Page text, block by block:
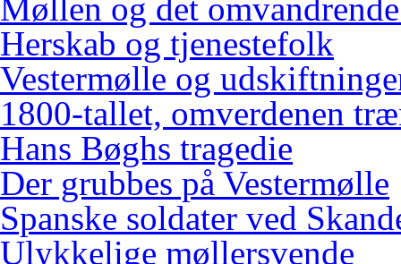
Møllen og det
Herskab og tjenestefolk
Vestermølle og
1800-tallet, omverdenen
Hans Bøghs tragedie
Der grubbes på Vestermølle
Spanske soldater ved
Ulykkelige møllersvende